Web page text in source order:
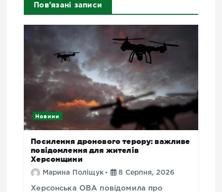
Пов'язані записи
Новини
Посилення дронового терору: важливе
повідомлення для жителів
Херсонщини
Марина Поліщук 8 Серпня, 2026
Херсонська ОВА повідомила про